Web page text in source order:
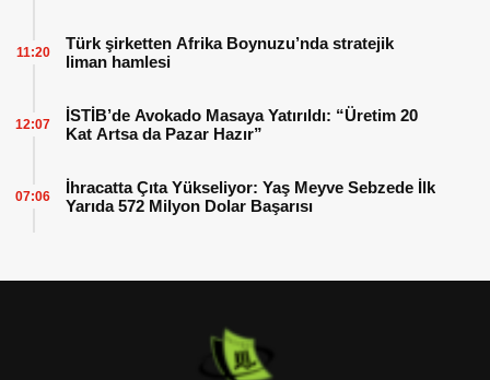
Türk şirketten Afrika Boynuzu’nda stratejik
liman hamlesi
11:20
İSTİB’de Avokado Masaya Yatırıldı: “Üretim 20
Kat Artsa da Pazar Hazır”
12:07
İhracatta Çıta Yükseliyor: Yaş Meyve Sebzede İlk
Yarıda 572 Milyon Dolar Başarısı
07:06